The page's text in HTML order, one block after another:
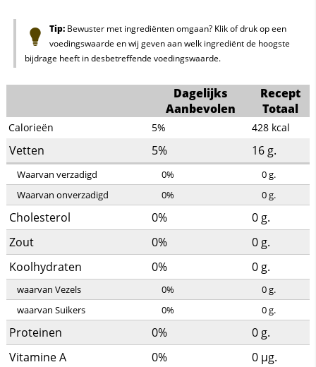
Tip:Bewuster met ingrediënten omgaan? Klik of druk op een
voedingswaarde en wij geven aan welk ingrediënt de hoogste
bijdrage heeft in desbetreffende voedingswaarde.
Dagelijks
Aanbevolen
Recept
Totaal
Calorieën 5% 428 kcal
Vetten 5% 16g.
Waarvan verzadigd 0% 0g.
Waarvan onverzadigd
0% 0g.
Cholesterol 0% 0g.
Zout
0% 0g.
Koolhydraten
0% 0g.
waarvan Vezels 0% 0g.
waarvan Suikers
0% 0g.
Proteinen 0% 0g.
Vitamine A
0% 0 µg.